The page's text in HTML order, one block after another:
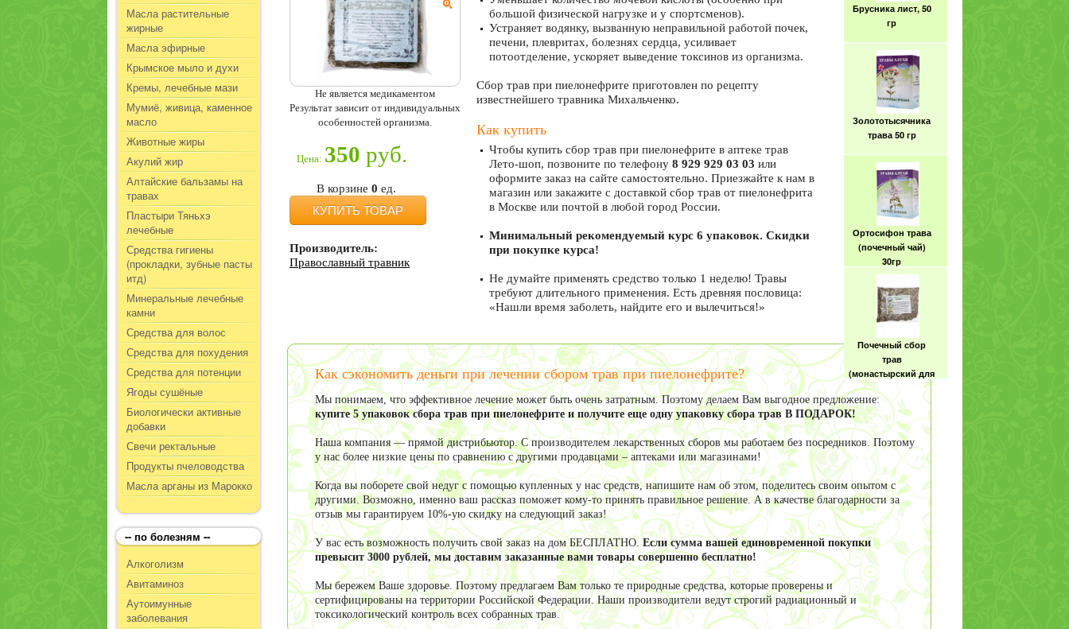
Масла растительные
жирные
Масла эфирные
Крымское мыло и духи
Кремы, лечебные мази
Мумиё, живица, каменное
масло
Животные жиры
Акулий жир
Алтайские бальзамы на
травах
Пластыри Тяньхэ
лечебные
Средства гигиены
(прокладки, зубные пасты
итд)
Минеральные лечебные
камни
Средства для волос
Средства для похудения
Средства для потенции
Ягоды сушёные
Биологически активные
добавки
Свечи ректальные
Продукты пчеловодства
Масла арганы из Марокко
-- по болезням --
Алкоголизм
Авитаминоз
Аутоимунные
заболевания
Брусника лист, 50
гр
Золототысячника
трава 50 гр
Ортосифон трава
(почечный чай)
30гр
Почечный сбор
трав
(монастырский для
почек) 100гр
Толокнянка трава
(лист толокнянки)
50 гр
Цистит сбор трав
(при цистите) 100гр
Не является медикаментом
Результат зависит от индивидуальных
особенностей организма.
Цена: 350 руб.
В корзине 0 ед.
КУПИТЬ ТОВАР
Производитель:
Православный травник
большой физической нагрузке и у спортсменов).
Устраняет водянку, вызванную неправильной работой почек,
печени, плевритах, болезнях сердца, усиливает
потоотделение, ускоряет выведение токсинов из организма.
Сбор трав при пиелонефрите приготовлен по рецепту
известнейшего травника Михальченко.
Как купить
Чтобы купить сбор трав при пиелонефрите в аптеке трав
Лето-шоп, позвоните по телефону 8 929 929 03 03 или
оформите заказ на сайте самостоятельно. Приезжайте к нам в
магазин или закажите с доставкой сбор трав от пиелонефрита
в Москве или почтой в любой город России.
Минимальный рекомендуемый курс 6 упаковок. Скидки
при покупке курса!
Не думайте применять средство только 1 неделю! Травы
требуют длительного применения. Есть древняя пословица:
«Нашли время заболеть, найдите его и вылечиться!»
Как сэкономить деньги при лечении сбором трав при пиелонефрите?
Мы понимаем, что эффективное лечение может быть очень затратным. Поэтому делаем Вам выгодное предложение:
купите 5 упаковок сбора трав при пиелонефрите и получите еще одну упаковку сбора трав В ПОДАРОК!
Наша компания — прямой дистрибьютор. С производителем лекарственных сборов мы работаем без посредников. Поэтому
у нас более низкие цены по сравнению с другими продавцами – аптеками или магазинами!
Когда вы поборете свой недуг с помощью купленных у нас средств, напишите нам об этом, поделитесь своим опытом с
другими. Возможно, именно ваш рассказ поможет кому-то принять правильное решение. А в качестве благодарности за
отзыв мы гарантируем 10%-ую скидку на следующий заказ!
У вас есть возможность получить свой заказ на дом БЕСПЛАТНО. Если сумма вашей единовременной покупки
превысит 3000 рублей, мы доставим заказанные вами товары совершенно бесплатно!
Мы бережем Ваше здоровье. Поэтому предлагаем Вам только те природные средства, которые проверены и
сертифицированы на территории Российской Федерации. Наши производители ведут строгий радиационный и
токсикологический контроль всех собранных трав.